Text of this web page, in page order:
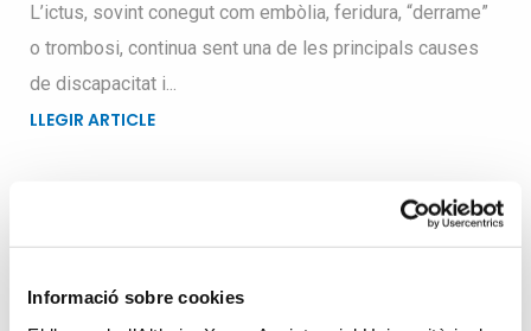
Informació sobre cookies
L’ictus, sovint conegut com embòlia, feridura, “derrame”
o trombosi, continua sent una de les principals causes
de discapacitat i...
LLEGIR ARTICLE